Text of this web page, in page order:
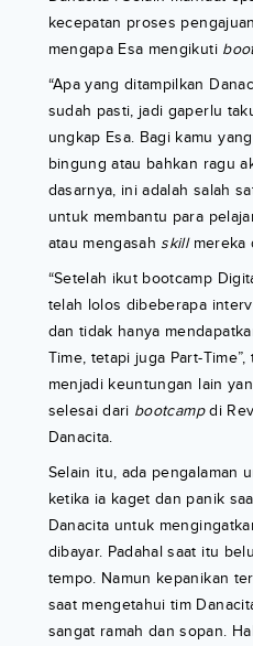
kecepatan proses
mengapa Esa mengikuti
“Apa yang ditampilkan
sudah pasti, jadi gaperlu
ungkap Esa. Bagi kamu
bingung atau bahkan ragu
dasarnya, ini adalah salah
untuk membantu para
atau mengasah skillmereka
“Setelah ikut bootcamp
telah lolos dibeberapa
dan tidak hanya
Time, tetapi juga Part-
menjadi keuntungan lain
selesai dari bootcampdi
Danacita.
Selain itu, ada pengalaman
ketika ia kaget dan panik
Danacita untuk
dibayar. Padahal saat itu
tempo. Namun kepanikan
saat mengetahui tim
sangat ramah dan sopan.